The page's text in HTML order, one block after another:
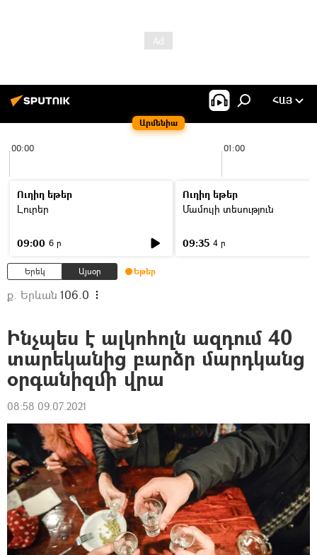
Արմենիա
ՀԱՅ
00:00 01:00
Ուղիղ եթեր
Լուրեր
09:00 6 ր
Ուղիղ եթեր
Մամուլի տեսություն
09:35 4 ր
Երեկ Այսօր Եթեր
ք. Երևան 106.0
Ինչպես է ալկոհոլն ազդում 40
տարեկանից բարձր մարդկանց
օրգանիզմի վրա
08:58 09.07.2021